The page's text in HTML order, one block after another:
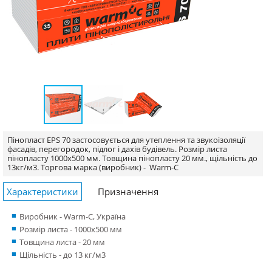
Пінопласт EPS 70 застосовується для утеплення та звукоізоляції
фасадів, перегородок, підлог і дахів будівель. Розмір листа
пінопласту 1000х500 мм. Товщина пінопласту 20 мм., щільність до
13кг/м3.Торгова марка (виробник) - Warm-C
Характеристики Призначення
Виробник - Warm-C, Україна
Розмір листа - 1000x500 мм
Товщина листа - 20 мм
Щільність - до 13 кг/м3